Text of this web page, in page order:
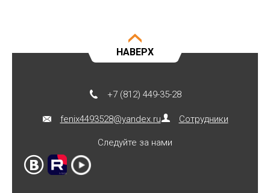
НАВЕРХ
+7 (812) 449-35-28
fenix4493528@yandex.ru Сотрудники
Следуйте за нами